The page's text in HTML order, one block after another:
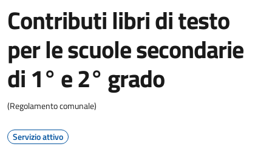
Contributi libri di testo
per le scuole secondarie
di 1° e 2° grado
(Regolamento comunale)
Servizio attivo